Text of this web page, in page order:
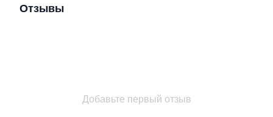
Отзывы
Добавьте первый отзыв